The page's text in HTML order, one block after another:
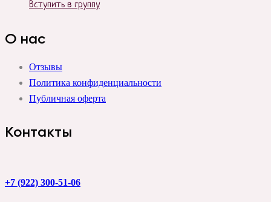
Вступить в группу
О нас
Отзывы
Политика конфиденциальности
Публичная оферта
Контакты
+7 (922) 300-51-06